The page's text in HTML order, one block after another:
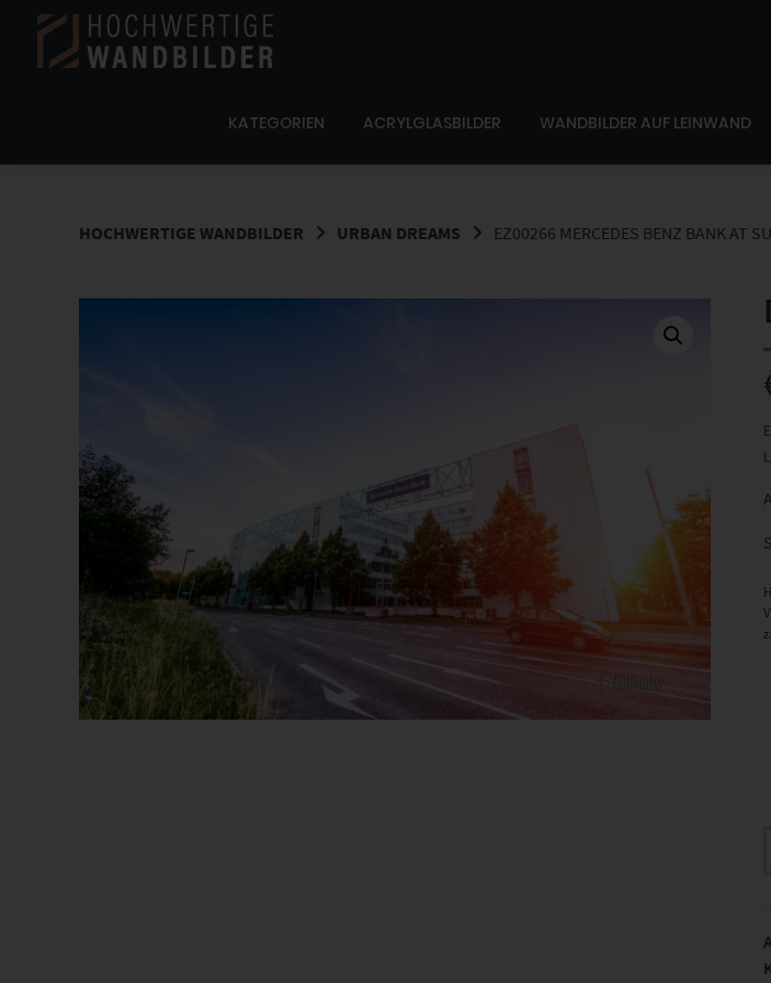
Springe
Inhalt
KATEGORIEN ACRYLGLASBILDER WANDBILDER AUF LEINWAND
HOCHWERTIGE WANDBILDER URBAN DREAMS EZ00266 MERCEDES BENZ BANK AT